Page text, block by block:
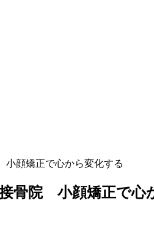
顔矯正で心から変化する
骨院 小顔矯正で心